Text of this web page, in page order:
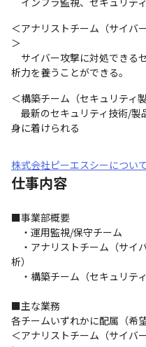
＜アナリストチーム（サイバ
＞
サイバー攻撃に対処できる
析力を養うことができる。
＜構築チーム（セキュリティ
最新のセキュリティ技術/製
身に着けられる
株式会社ピーエスシーについて
仕事内容
■事業部概要
・運用監視/保守チーム
・アナリストチーム（サイ
析）
・構築チーム（セキュリティ
■主な業務
各チームいずれかに配属（希
＜アナリストチーム（サイバ